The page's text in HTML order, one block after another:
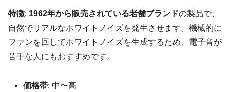
特徴: 1962年から販売されている老舗ブランドの製品で、
自然でリアルなホワイトノイズを発生させます。機械的に
ファンを回してホワイトノイズを生成するため、電子音が
苦手な人にもおすすめです。
価格帯: 中〜高